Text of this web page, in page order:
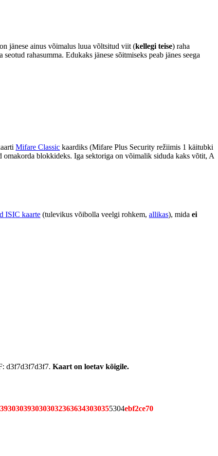
jänese ainus võimalus luua võltsitud viit (kellegi teise) raha
rahasumma. Edukaks jänese sõitmiseks peab jänes seega
Mifare Classic kaardiks (Mifare Plus Security režiimis 1 käitubki
blokkideks. Iga sektoriga on võimalik siduda kaks võtit, A
ISIC kaarte (tulevikus võibolla veelgi rohkem, allikas), mida ei
d3f7d3f7d3f7. Kaart on loetav kõigile.
5304ebf2ce70